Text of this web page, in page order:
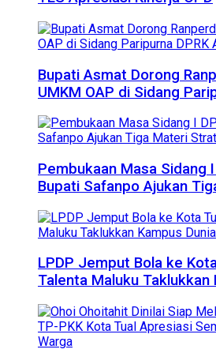
Bupati Asmat Dorong
UMKM OAP di Sidang
Pembukaan Masa Sidang
Bupati Safanpo Ajukan
LPDP Jemput Bola ke
Talenta Maluku Taklukkan